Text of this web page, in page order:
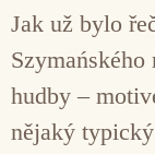
Jak už bylo
hudby –
nějaký